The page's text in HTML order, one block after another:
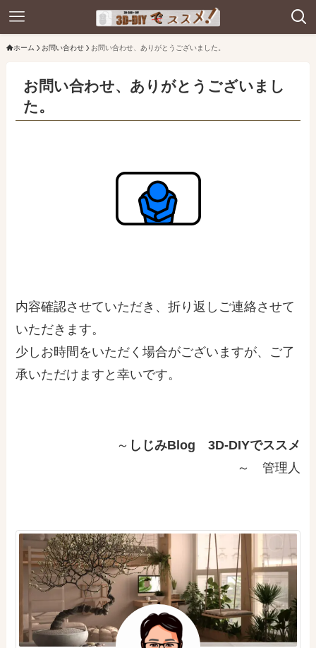
ホーム お問い合わせ お問い合わせ、ありがとうございました。
お問い合わせ、ありがとうございまし
た。
内容確認させていただき、折り返しご連絡させて
いただきます。
少しお時間をいただく場合がございますが、ご了
承いただけますと幸いです。
～ しじみBlog 3D-DIYでススメ
～ 管理人